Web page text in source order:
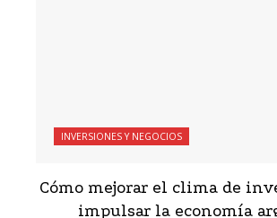
INVERSIONES Y NEGOCIOS
Cómo mejorar el clima de
impulsar la economía